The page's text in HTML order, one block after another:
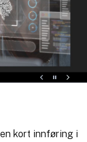
kort innføring i